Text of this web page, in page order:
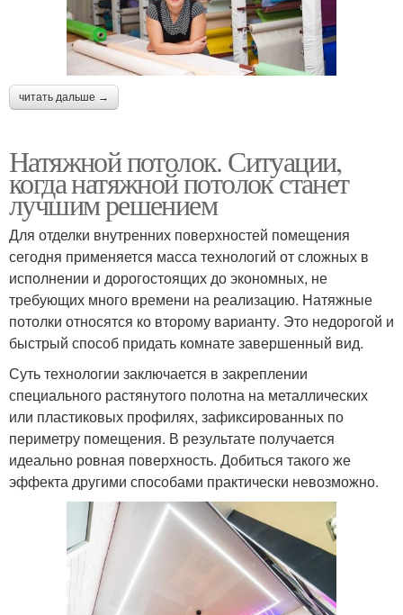
читать дальше →
Натяжной потолок. Ситуации,
когда натяжной потолок станет
лучшим решением
Для отделки внутренних поверхностей помещения
сегодня применяется масса технологий от сложных в
исполнении и дорогостоящих до экономных, не
требующих много времени на реализацию. Натяжные
потолки относятся ко второму варианту. Это недорогой и
быстрый способ придать комнате завершенный вид.
Суть технологии заключается в закреплении
специального растянутого полотна на металлических
или пластиковых профилях, зафиксированных по
периметру помещения. В результате получается
идеально ровная поверхность. Добиться такого же
эффекта другими способами практически невозможно.